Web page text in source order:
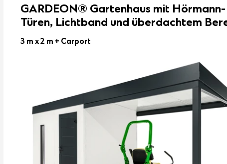
GARDEON® Gartenhaus mit Hörmann-
Türen, Lichtband und überdachtem
3 m x 2 m + Carport